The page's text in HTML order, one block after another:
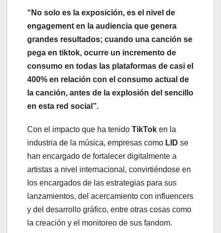
“No solo es la exposición, es el nivel de
engagement en la audiencia que genera
grandes resultados; cuando una canción se
pega en tiktok, ocurre un incremento de
consumo en todas las plataformas de casi el
400% en relación con el consumo actual de
la canción, antes de la explosión del sencillo
en esta red social”.
Con el impacto que ha tenido TikTok en la
industria de la música, empresas como LID se
han encargado de fortalecer digitalmente a
artistas a nivel internacional, convirtiéndose en
los encargados de las estrategias para sus
lanzamientos, del acercamiento con influencers
y del desarrollo gráfico, entre otras cosas como
la creación y el monitoreo de sus fandom.